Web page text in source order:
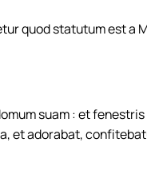
quod statutum est a
suam : et
et adorabat,